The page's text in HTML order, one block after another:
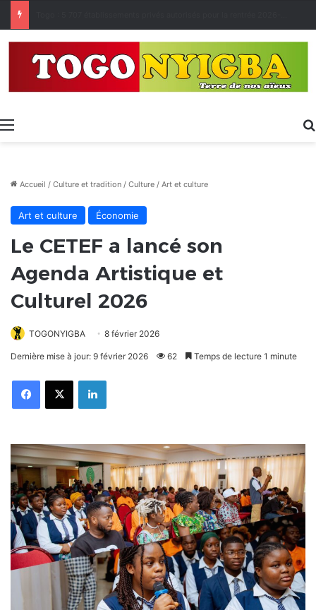
Menu
Accueil / Culture et tradition / Culture / Art et culture
Art et culture Économie
Le CETEF a lancé son
Agenda Artistique et
Culturel 2026
TOGONYIGBA 8 février 2026
Dernière mise à jour: 9 février 2026 62 Temps de lecture 1 minute
FacebookX Linkedin